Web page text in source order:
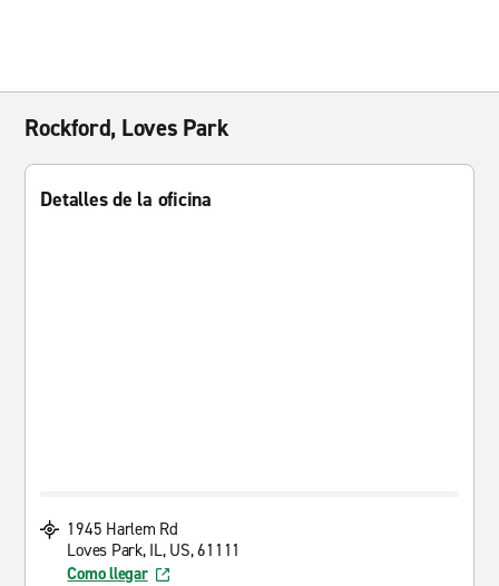
Rockford, Loves Park
Detalles de la oficina
1945 Harlem Rd
Loves Park, IL, US, 61111
Como llegar